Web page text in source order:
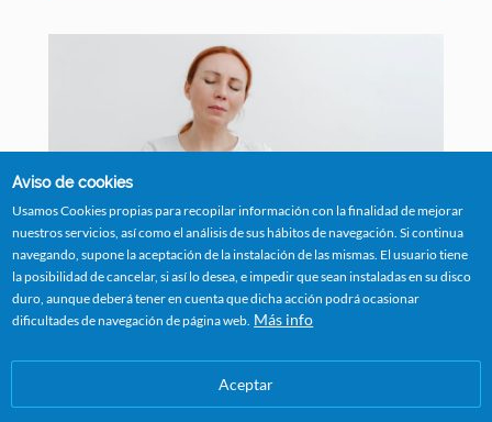
Elcáncer ginecológicose puede tratar con
Aviso de cookies
Usamos Cookies propias para recopilar información con la finalidad de mejorar
nuestros servicios, así como el análisis de sus hábitos de navegación. Si continua
navegando, supone la aceptación de la instalación de las mismas. El usuario tiene
la posibilidad de cancelar, si así lo desea, e impedir que sean instaladas en su disco
duro, aunque deberá tener en cuenta que dicha acción podrá ocasionar
dificultades de navegación de página web. Más info
Aceptar